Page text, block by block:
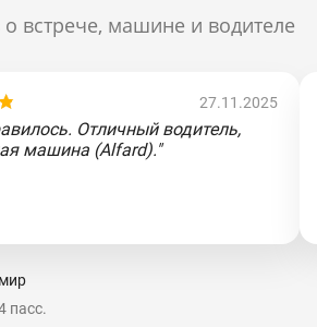
встрече, машине и водителе
27.11.2025
Отличный водитель,
машина (Alfard)."
пасс.